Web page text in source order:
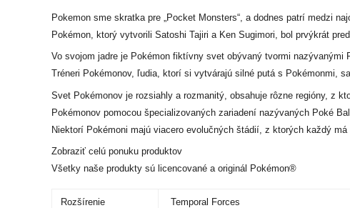
Pokemon sme skratka pre „Pocket Monsters“, a dodnes patrí medzi
Pokémon, ktorý vytvorili Satoshi Tajiri a Ken Sugimori, bol prvýkrát
Vo svojom jadre je Pokémon fiktívny svet obývaný tvormi
Tréneri Pokémonov, ľudia, ktorí si vytvárajú silné putá s Pokémonmi,
Svet Pokémonov je rozsiahly a rozmanitý, obsahuje rôzne regióny, z
Pokémonov pomocou špecializovaných zariadení nazývaných Poké
Niektorí Pokémoni majú viacero evolučných štádií, z ktorých každý
Zobraziť celú ponuku produktov
Všetky naše produkty sú licencované a originál Pokémon®
Rozšírenie Temporal Forces